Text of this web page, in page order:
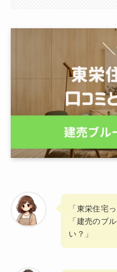
「東栄住宅
「建売のブ
い？」